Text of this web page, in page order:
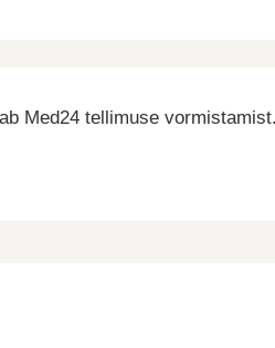
Med24 tellimuse vormistamist.